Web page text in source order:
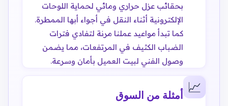
بحقائب عزل حراري ومائي لحماية اللوحات
الإلكترونية أثناء النقل في أجواء أبها الممطرة.
كما تبدأ مواعيد عملنا مرنة لتفادي فترات
الضباب الكثيف في المرتفعات، مما يضمن
وصول الفني لبيت العميل بأمان وسرعة.
📈 أمثلة من السوق